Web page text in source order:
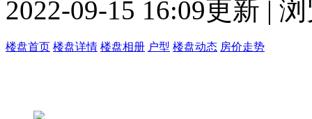
2022-09-15 16:09更新 |
楼盘首页 楼盘详情 楼盘相册 户型 楼盘动态 房价走势